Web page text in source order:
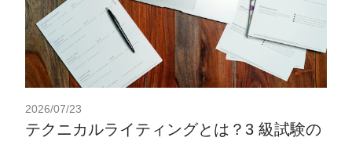
2026/07/23
テクニカルライティングとは？3 級試験の